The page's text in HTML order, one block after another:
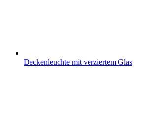
Deckenleuchte mit verziertem Glas